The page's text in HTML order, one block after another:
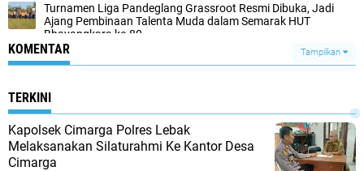
Turnamen Liga Pandeglang Grassroot Resmi Dibuka, Jadi
Ajang Pembinaan Talenta Muda dalam Semarak HUT
Bhayangkara ke-80
KOMENTAR Tampilkan
TERKINI
Kapolsek Cimarga Polres Lebak
Melaksanakan Silaturahmi Ke Kantor Desa
Cimarga